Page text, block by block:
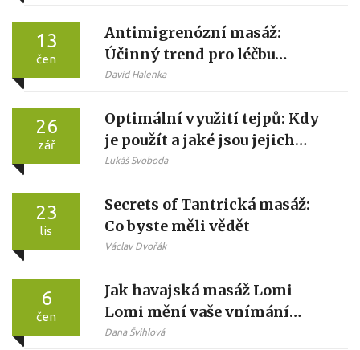
13
čen
Antimigrenózní masáž:
Účinný trend pro léčbu
migrény
David Halenka
26
zář
Optimální využití tejpů: Kdy
je použít a jaké jsou jejich
výhody
Lukáš Svoboda
23
lis
Secrets of Tantrická masáž:
Co byste měli vědět
Václav Dvořák
6
čen
Jak havajská masáž Lomi
Lomi mění vaše vnímání
relaxace
Dana Švihlová